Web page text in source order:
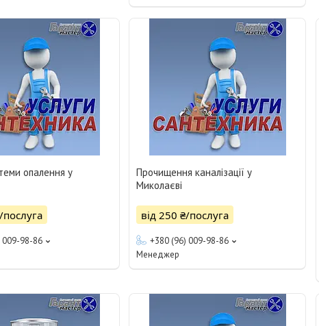
опалення у
послуга
009-98-86
Прочищення каналізації у
Миколаєві
від 250 ₴/послуга
+380 (96) 009-98-86
Менеджер